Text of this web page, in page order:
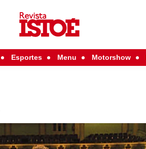
Esportes Menu Motorshow